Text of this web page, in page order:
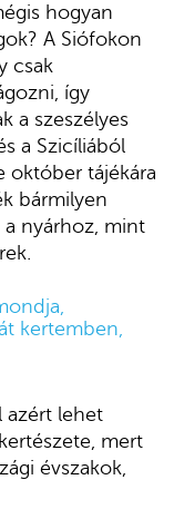
hogyan
A Siófokon
csak
így
a szeszélyes
a Szicíliából
október tájékára
bármilyen
nyárhoz, mint
kertemben,
azért lehet
mert
évszakok,